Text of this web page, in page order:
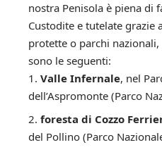
nostra Penisola è piena di
Custodite e tutelate grazie
protette o parchi
sono le seguenti:
Valle Infernale, nel
dell’Aspromonte (Parco
foresta di Cozzo
del Pollino (Parco